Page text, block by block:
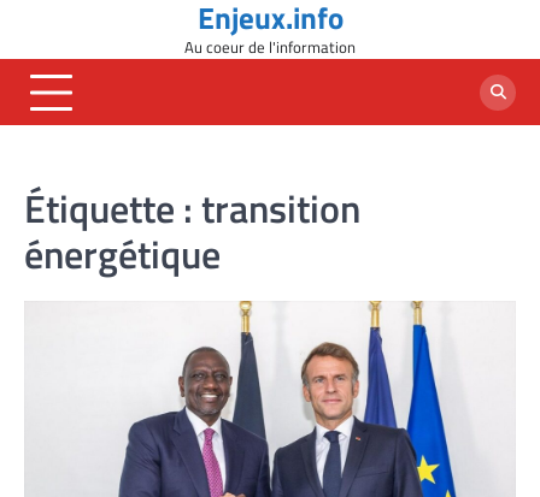
content
Enjeux.info
Au coeur de l'information
Étiquette :transition
énergétique